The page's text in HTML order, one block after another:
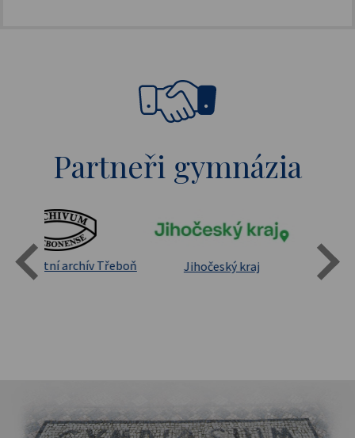
Partneři gymnázia
Státní oblastní archív Třeboň Jihočeský kraj